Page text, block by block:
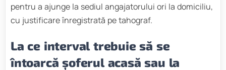
pentru a ajunge la sediul angajatorului ori la domiciliu,
cu justificare înregistrată pe tahograf.
La ce interval trebuie să se
întoarcă șoferul acasă sau la